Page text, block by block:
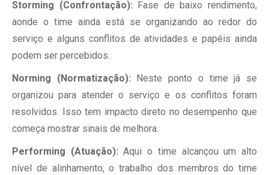
Storming (Confrontação): Fase de baixo rendimento,
aonde o time ainda está se organizando ao redor do
serviço e alguns conflitos de atividades e papéis ainda
podem ser percebidos.
Norming (Normatização): Neste ponto o time já se
organizou para atender o serviço e os conflitos foram
resolvidos. Isso tem impacto direto no desempenho que
começa mostrar sinais de melhora.
Performing (Atuação): Aqui o time alcançou um alto
nível de alinhamento, o trabalho dos membros do time